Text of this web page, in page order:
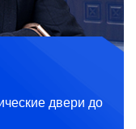
двери до